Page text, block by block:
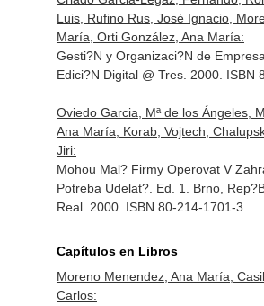
Luis, Rufino Rus, José Ignacio,
María, Orti González, Ana María:
Gesti?N y Organizaci?N de
Edici?N Digital @ Tres. 2000. ISBN
Oviedo Garcia, Mª de los Ángeles,
Ana María, Korab, Vojtech,
Jiri:
Mohou Mal? Firmy Operovat V
Potreba Udelat?. Ed. 1. Brno,
Real. 2000. ISBN 80-214-1701-3
Capítulos en Libros
Moreno Menendez, Ana María,
Carlos: